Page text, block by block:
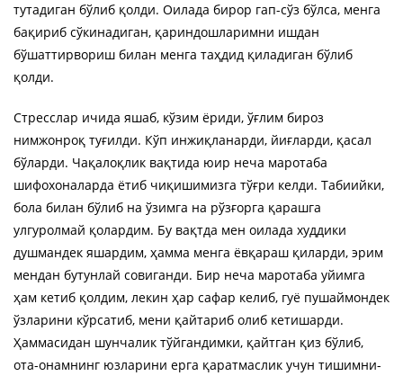
тутадиган бўлиб қолди. Оилада бирор гап-сўз бўлса, менга
бақириб сўкинадиган, қариндошларимни ишдан
бўшаттирвориш билан менга таҳдид қиладиган бўлиб
қолди.
Стресслар ичида яшаб, кўзим ёриди, ўғлим бироз
нимжонроқ туғилди. Кўп инжиқланарди, йиғларди, қасал
бўларди. Чақалоқлик вақтида юир неча маротаба
шифохоналарда ётиб чиқишимизга тўғри келди. Табиийки,
бола билан бўлиб на ўзимга на рўзғорга қарашга
улгуролмай қолардим. Бу вақтда мен оилада худдики
душмандек яшардим, ҳамма менга ёвқараш қиларди, эрим
мендан бутунлай совиганди. Бир неча маротаба уйимга
ҳам кетиб қолдим, лекин ҳар сафар келиб, гуё пушаймондек
ўзларини кўрсатиб, мени қайтариб олиб кетишарди.
Ҳаммасидан шунчалик тўйгандимки, қайтган қиз бўлиб,
ота-онамнинг юзларини ерга қаратмаслик учун тишимни-